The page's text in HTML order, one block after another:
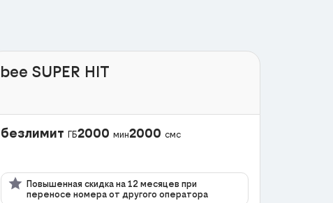
bee SUPER HIT
безлимит ГБ2000 мин2000 смс
Повышенная скидка на 12 месяцев при
переносе номера от другого оператора